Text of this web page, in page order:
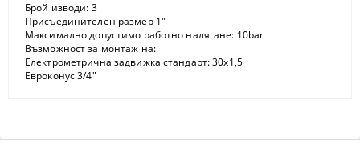
Брой изводи: 3
Присъединителен размер 1"
Максимално допустимо работно налягане: 10bar
Възможност за монтаж на:
Електрометрична задвижка стандарт: 30х1,5
Евроконус 3/4"